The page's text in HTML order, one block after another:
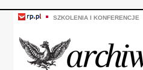
SZKOLENIA I KONFERENCJE